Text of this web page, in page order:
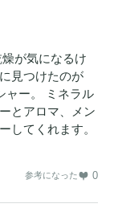
が気になるけ
見つけたのが
ャー。 ミネラル
とアロマ、メン
してくれます。
参考になった 0